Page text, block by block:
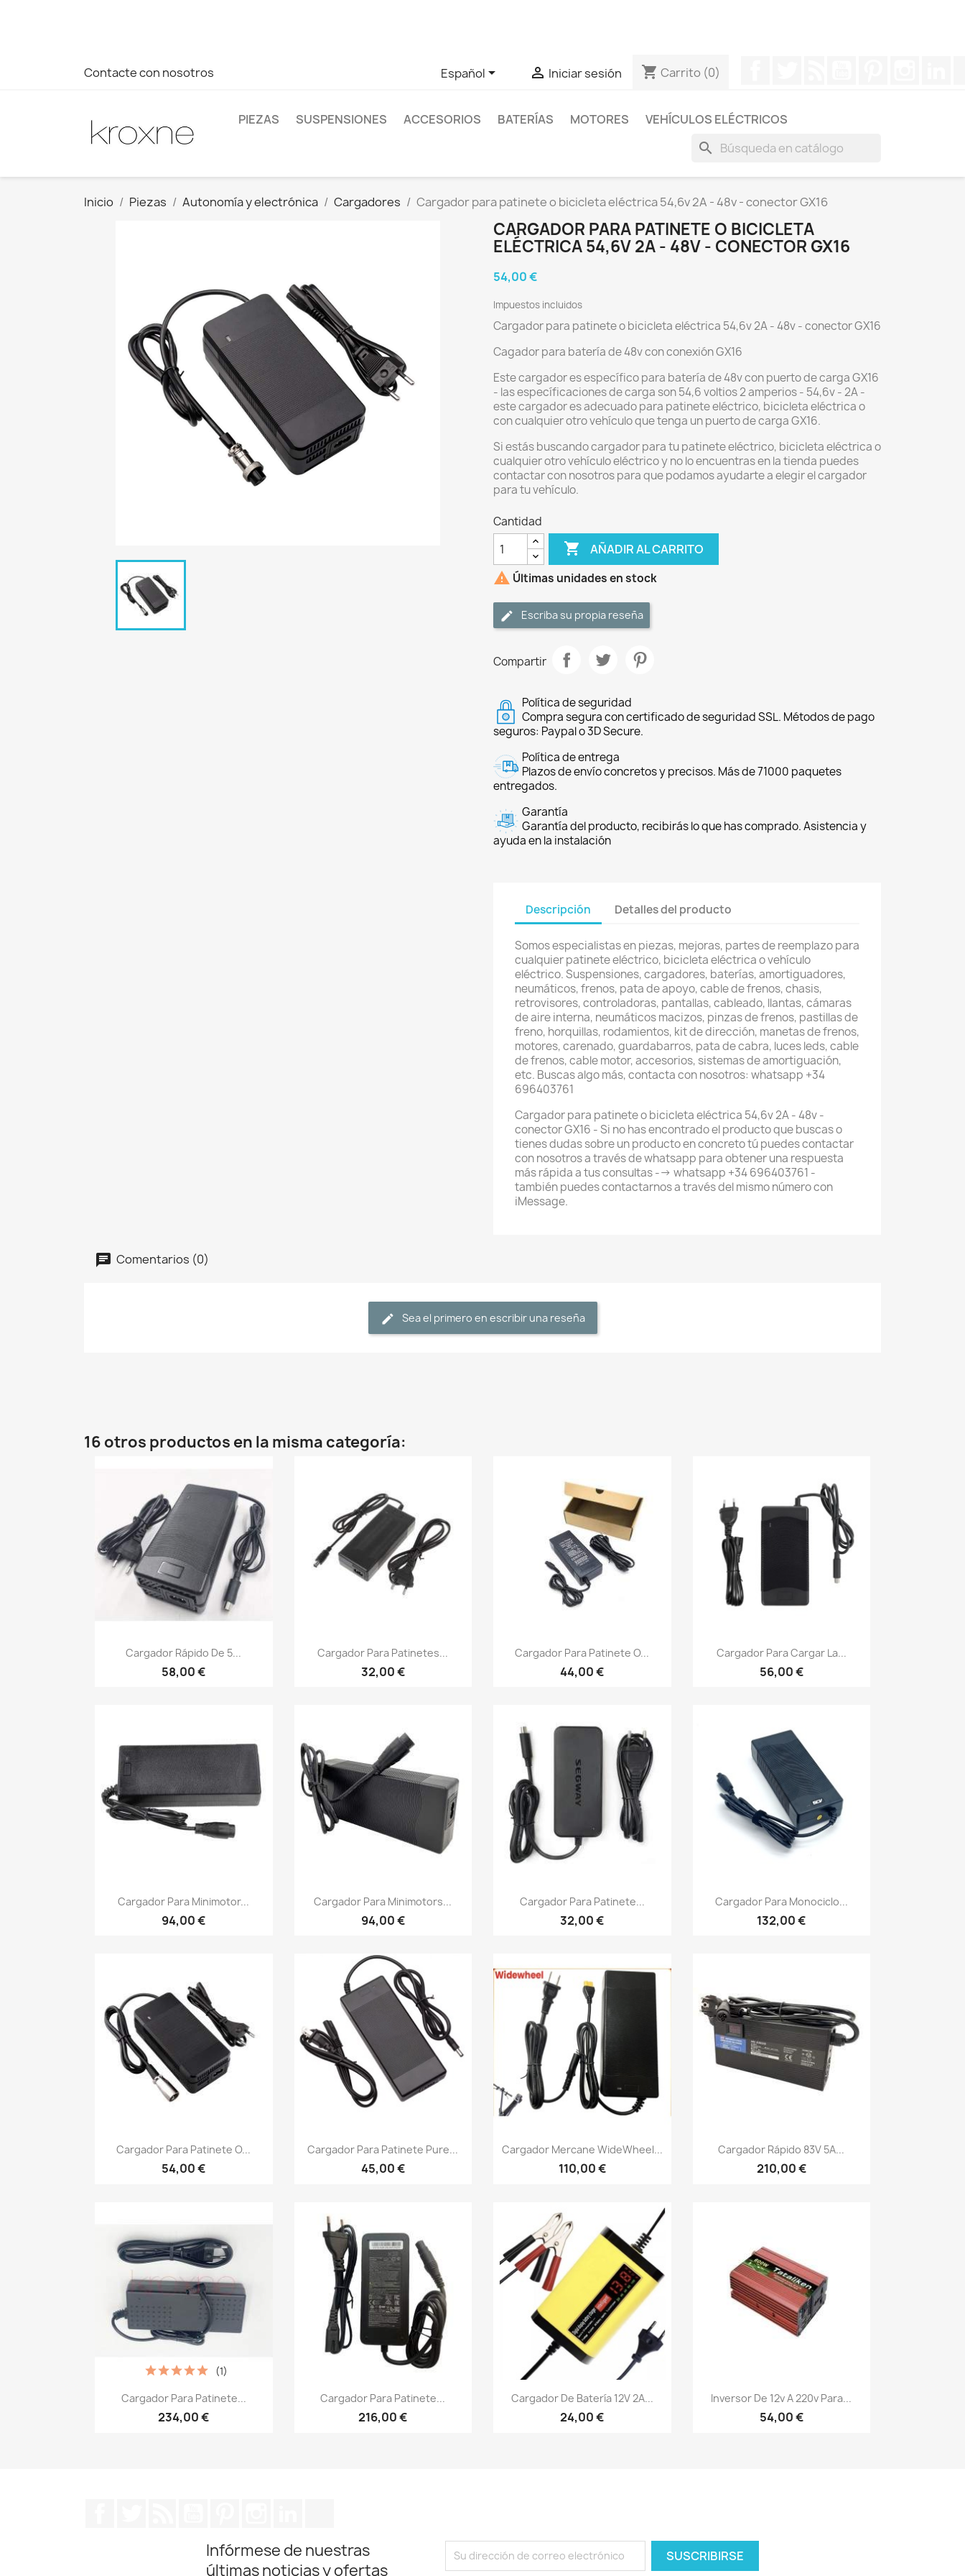
Contacte con nosotros Español  Iniciar sesión shopping_cart Carrito (0)
PIEZAS SUSPENSIONES ACCESORIOS BATERÍAS MOTORES VEHÍCULOS ELÉCTRICOS
search
Inicio Piezas Autonomía y electrónica Cargadores Cargador para patinete o bicicleta eléctrica 54,6v 2A - 48v - conector GX16
CARGADOR PARA PATINETE O BICICLETA
ELÉCTRICA 54,6V 2A - 48V - CONECTOR GX16
54,00 €
Impuestos incluidos
Cargador para patinete o bicicleta eléctrica 54,6v 2A - 48v - conector GX16
Cagador para batería de 48v con conexión GX16
Este cargador es específico para batería de 48v con puerto de carga GX16
- las específicaciones de carga son 54,6 voltios 2 amperios - 54,6v - 2A -
este cargador es adecuado para patinete eléctrico, bicicleta eléctrica o
con cualquier otro vehículo que tenga un puerto de carga GX16.
Si estás buscando cargador para tu patinete eléctrico, bicicleta eléctrica o
cualquier otro vehículo eléctrico y no lo encuentras en la tienda puedes
contactar con nosotros para que podamos ayudarte a elegir el cargador
para tu vehículo.
Cantidad
 AÑADIR AL CARRITO
 Últimas unidades en stock
Escriba su propia reseña
Compartir
Política de seguridad
Compra segura con certificado de seguridad SSL. Métodos de pago
seguros: Paypal o 3D Secure.
Política de entrega
Plazos de envío concretos y precisos. Más de 71000 paquetes
entregados.
Garantía
Garantía del producto, recibirás lo que has comprado. Asistencia y
ayuda en la instalación
Descripción Detalles del producto
Somos especialistas en piezas, mejoras, partes de reemplazo para
cualquier patinete eléctrico, bicicleta eléctrica o vehículo
eléctrico. Suspensiones, cargadores, baterías, amortiguadores,
neumáticos, frenos, pata de apoyo, cable de frenos, chasis,
retrovisores, controladoras, pantallas, cableado, llantas, cámaras
de aire interna, neumáticos macizos, pinzas de frenos, pastillas de
freno, horquillas, rodamientos, kit de dirección, manetas de frenos,
motores, carenado, guardabarros, pata de cabra, luces leds, cable
de frenos, cable motor, accesorios, sistemas de amortiguación,
etc. Buscas algo más, contacta con nosotros: whatsapp +34
696403761
Cargador para patinete o bicicleta eléctrica 54,6v 2A - 48v -
conector GX16 - Si no has encontrado el producto que buscas o
tienes dudas sobre un producto en concreto tú puedes contactar
con nosotros a través de whatsapp para obtener una respuesta
más rápida a tus consultas --> whatsapp +34 696403761 -
también puedes contactarnos a través del mismo número con
iMessage.
Comentarios (0)
Sea el primero en escribir una reseña
16 otros productos en la misma categoría:
Vista rápida
Cargador Rápido De 5...
58,00 €
Vista rápida
Cargador Para Patinetes...
32,00 €
Vista rápida
Cargador Para Patinete O...
44,00 €
Vista rápida
Cargador Para Cargar La...
56,00 €
Vista rápida
Cargador Para Minimotor...
94,00 €
Vista rápida
Cargador Para Minimotors...
94,00 €
Vista rápida
Cargador Para Patinete...
32,00 €
Vista rápida
Cargador Para Monociclo...
132,00 €
Vista rápida
Cargador Para Patinete O...
54,00 €
Vista rápida
Cargador Para Patinete Pure...
45,00 €
Vista rápida
Cargador Mercane WideWheel...
110,00 €
Vista rápida
Cargador Rápido 83V 5A...
210,00 €
Vista rápida
Cargador Para Patinete...
234,00 €
(1)
Vista rápida
Cargador Para Patinete...
216,00 €
Vista rápida
Cargador De Batería 12V 2A...
24,00 €
Vista rápida
Inversor De 12v A 220v Para...
54,00 €
Infórmese de nuestras
últimas noticias y ofertas